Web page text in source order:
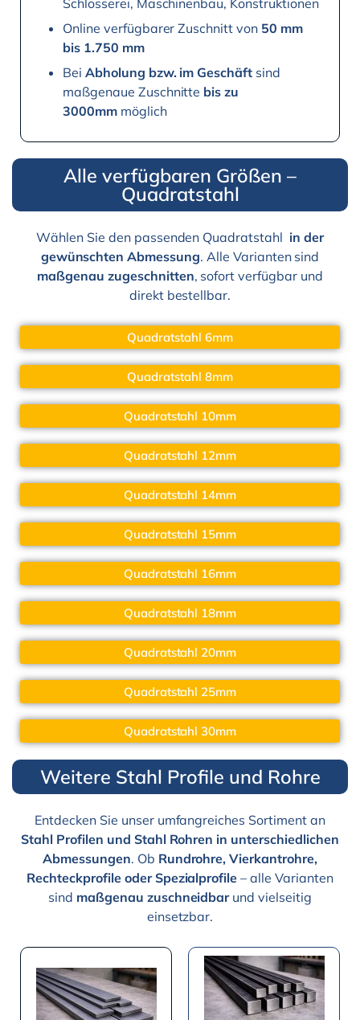
Online verfügbarer Zuschnitt von 50 mm
bis 1.750 mm
Bei Abholung bzw. im Geschäft sind
maßgenaue Zuschnitte bis zu
3000mmmöglich
Alle verfügbaren Größen –
Quadratstahl
Wählen Sie den passenden Quadratstahl in der
gewünschten Abmessung. Alle Varianten sind
maßgenau zugeschnitten, sofort verfügbar und
direkt bestellbar.
Quadratstahl 6mm
Quadratstahl 8mm
Quadratstahl 10mm
Quadratstahl 12mm
Quadratstahl 14mm
Quadratstahl 15mm
Quadratstahl 16mm
Quadratstahl 18mm
Quadratstahl 20mm
Quadratstahl 25mm
Quadratstahl 30mm
Weitere Stahl Profile und Rohre
Entdecken Sie unser umfangreiches Sortiment an
Stahl Profilen und Stahl Rohren in unterschiedlichen
Abmessungen. Ob Rundrohre, Vierkantrohre,
Rechteckprofile oder Spezialprofile – alle Varianten
sind maßgenau zuschneidbarund vielseitig
einsetzbar.